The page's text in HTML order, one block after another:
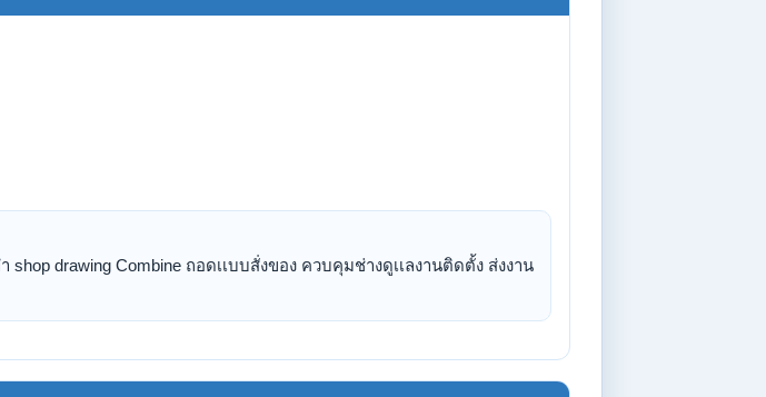
drawing Combine ถอดเเบบสั่งของ ควบคุมช่างดูเเลงานติดตั้ง ส่งงาน